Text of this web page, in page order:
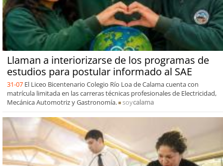
Llaman a interiorizarse de los programas de
estudios para postular informado al SAE
31-07 El Liceo Bicentenario Colegio Río Loa de Calama cuenta con
matrícula limitada en las carreras técnicas profesionales de Electricidad,
Mecánica Automotriz y Gastronomía.
soycalama